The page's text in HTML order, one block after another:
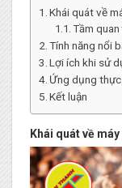
Khái quát về
Tầm
Tính năng nổi
Lợi ích khi sử
Ứng dụng
Kết luận
Khái quát về